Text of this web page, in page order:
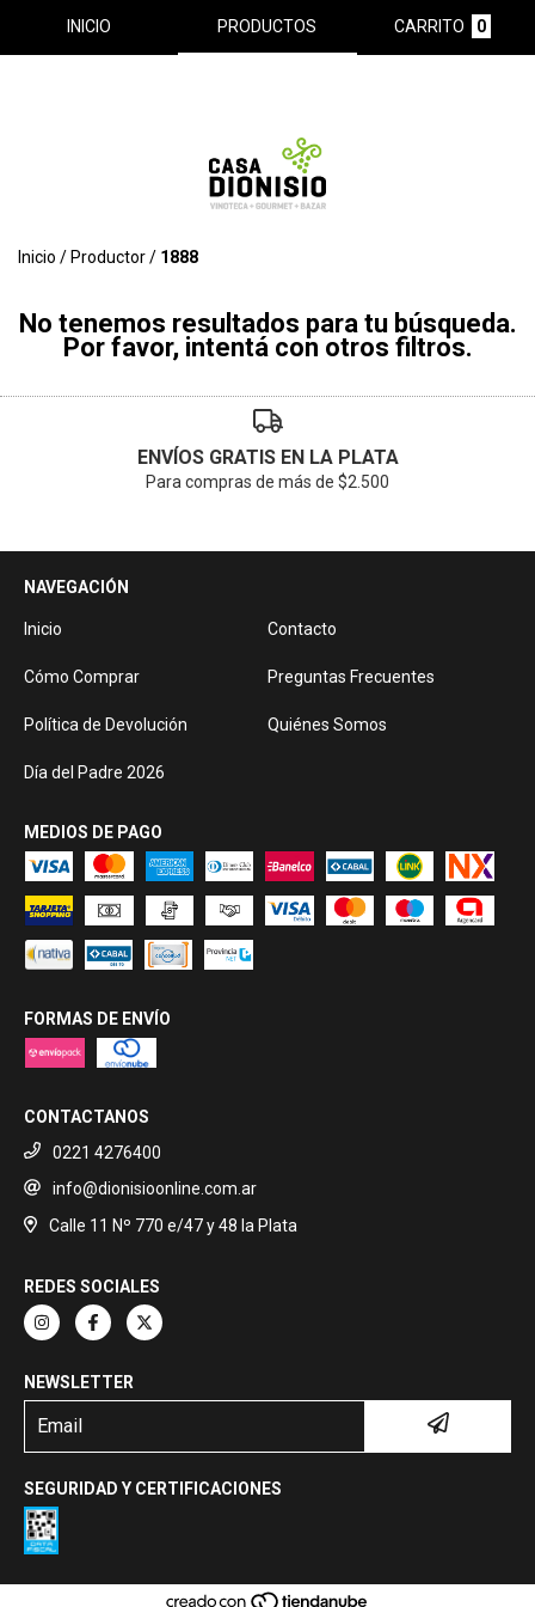
INICIO PRODUCTOS CARRITO 0
Inicio / Productor/ 1888
No tenemos resultados para tu búsqueda.
Por favor, intentá con otros filtros.
ENVÍOS GRATIS EN LA PLATA
Para compras de más de $2.500
NAVEGACIÓN
Inicio Contacto
Cómo Comprar Preguntas Frecuentes
Política de Devolución Quiénes Somos
Día del Padre 2026
MEDIOS DE PAGO
FORMAS DE ENVÍO
CONTACTANOS
0221 4276400
info@dionisioonline.com.ar
Calle 11 Nº 770 e/47 y 48 la Plata
REDES SOCIALES
NEWSLETTER
SEGURIDAD Y CERTIFICACIONES